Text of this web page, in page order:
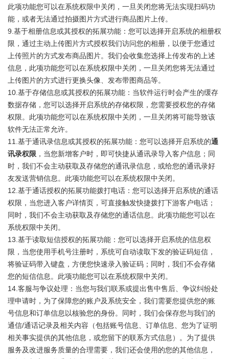
此项功能您可以在系统权限中关闭，一旦关闭您将无法实现扫码功
能，或者无法通过拍摄图片方式进行商品图片上传。
9.基于相册信息或其授权的拓展功能：您可以选择开启系统的相册权
限，通过主动上传图片方式授权我们访问您的相册，以便于您通过
上传照片的方式发布商品图片。我们会收集您选择上传发布的上述
信息，此项功能您可以在系统权限中关闭，一旦关闭您将无法通过
上传图片的方式进行更换头像、发布带图商品等。
10.基于存储信息或其授权的拓展功能：当软件运行时会产生的缓存
数据存储，您可以选择开启系统的存储权限，您需要授权您的存储
权限。此项功能您可以在系统权限中关闭，一旦关闭将可能导致该
软件无法正常允许。
11.基于通讯录信息或其授权的拓展功能：您可以选择开启系统的通
讯录权限 ，当您新增客户时，即可快捷从通讯录导入客户信息；同
时，我们不会主动获取及存储您的通讯录信息，或给您的通讯录好
友发送营销信息。此项功能您可以在系统权限中关闭。
12.基于通话授权的拓展功能拨打电话：您可以选择开启系统的通话
权限，当您进入客户详情页，可直接触发快捷拨打下游客户电话；
同时，我们不会主动获取及存储您的通话信息。此项功能您可以在
系统权限中关闭。
13.基于读取短信授权的拓展功能：您可以选择开启系统的信息权
限，当您使用手机号注册时，系统可自动读取下发的验证码短信，
将验证码带入键盘，方便您快速录入验证码；同时，我们不会存储
您的短信信息。此项功能您可以在系统权限中关闭。
14.客服与争议处理：当您与我们联系或提出售中售后、争议纠纷处
理申请时，为了保障您的账户及系统安全，我们需要您提供您的账
号信息和订单信息以核验您的身份。同时，我们会保存您与我们的
通信/通话记录及相关内容（包括账号信息、订单信息、您为了证明
相关事实提供的其他信息，或您留下的联系方式信息）。为了提供
服务及改进服务质量的合理需要，我们还会使用的您的其他信息，